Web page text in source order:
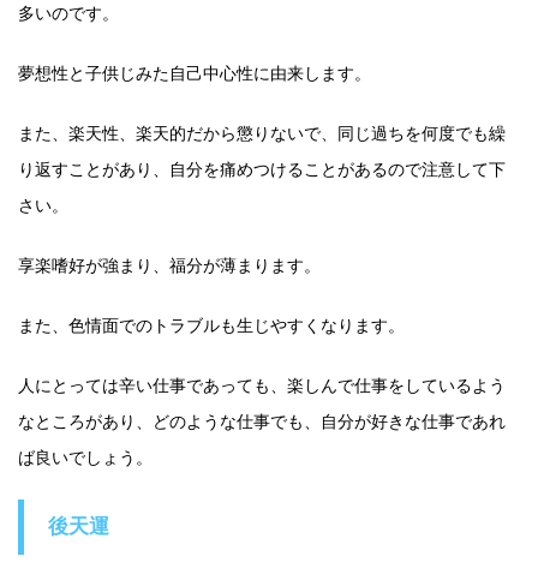
多いのです。
夢想性と子供じみた自己中心性に由来します。
また、楽天性、楽天的だから懲りないで、同じ過ちを何度でも繰
り返すことがあり、自分を痛めつけることがあるので注意して下
さい。
享楽嗜好が強まり、福分が薄まります。
また、色情面でのトラブルも生じやすくなります。
人にとっては辛い仕事であっても、楽しんで仕事をしているよう
なところがあり、どのような仕事でも、自分が好きな仕事であれ
ば良いでしょう。
後天運